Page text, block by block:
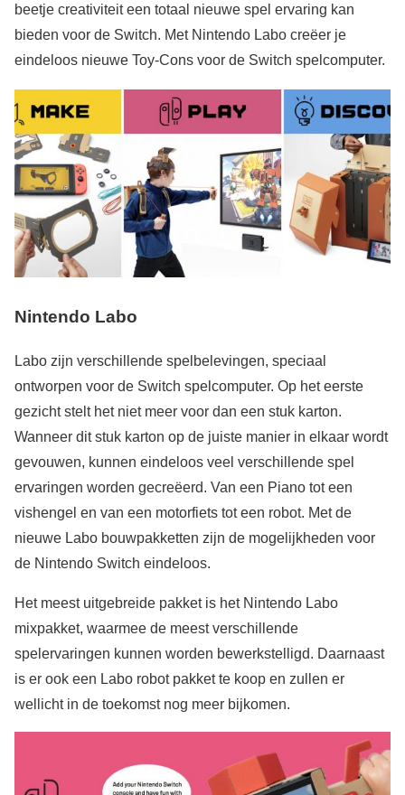
beetje creativiteit een totaal nieuwe spel ervaring kan
bieden voor de Switch. Met Nintendo Labo creëer je
eindeloos nieuwe Toy-Cons voor de Switch spelcomputer.
Nintendo Labo
Labo zijn verschillende spelbelevingen, speciaal
ontworpen voor de Switch spelcomputer. Op het eerste
gezicht stelt het niet meer voor dan een stuk karton.
Wanneer dit stuk karton op de juiste manier in elkaar wordt
gevouwen, kunnen eindeloos veel verschillende spel
ervaringen worden gecreëerd. Van een Piano tot een
vishengel en van een motorfiets tot een robot. Met de
nieuwe Labo bouwpakketten zijn de mogelijkheden voor
de Nintendo Switch eindeloos.
Het meest uitgebreide pakket is het Nintendo Labo
mixpakket, waarmee de meest verschillende
spelervaringen kunnen worden bewerkstelligd. Daarnaast
is er ook een Labo robot pakket te koop en zullen er
wellicht in de toekomst nog meer bijkomen.